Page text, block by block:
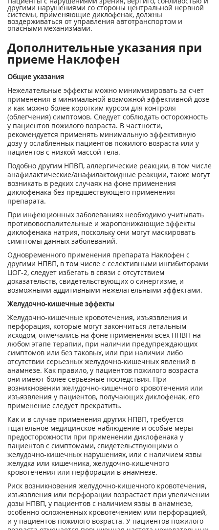
другими нарушениями со стороны центральной нервной
системы, применяющие диклофенак, должны
воздерживаться от управления автотранспортом и
опасными механизмами.
Дополнительные указания при
приеме Наклофен
Общие указания
Нежелательные эффекты можно минимизировать за счет
применения в минимальной возможной эффективной дозе
и как можно более коротким курсом для контроля
(облегчения) симптомов. Следует соблюдать осторожность
у пациентов пожилого возраста. В частности,
рекомендуется применять минимальную эффективную
дозу у ослабленных пациентов пожилого возраста или у
пациентов с низкой массой тела.
Подобно другим НПВП, аллергические реакции, в том числе
анафилактические/анафилактоидные реакции, также могут
возникать в редких случаях на фоне применения
диклофенака без предшествующего применения
препарата.
При инфекционных заболеваниях необходимо учитывать
противовоспалительные и жаропонижающие эффекты
диклофенака натрия, поскольку они могут маскировать
симптомы данных заболеваний.
Одновременного применения препарата Наклофен с
другими НПВП, в том числе с селективными ингибиторами
ЦОГ-2, следует избегать в связи с отсутствием
доказательств, свидетельствующих о синергизме, и
возможными аддитивными нежелательными эффектами.
Желудочно-кишечные эффекты
Желудочно-кишечные кровотечения, изъязвления и
перфорация, которые могут закончиться летальным
исходом, отмечались на фоне применения всех НПВП на
любом этапе терапии, при наличии предупреждающих
симптомов или без таковых, или при наличии либо
отсутствии серьезных желудочно-кишечных явлений в
анамнезе. Как правило, у пациентов пожилого возраста
они имеют более серьезные последствия. При
возникновении желудочно-кишечного кровотечения или
изъязвления у пациентов, получающих диклофенак, его
применение следует прекратить.
Как и в случае применения других НПВП, требуется
тщательное медицинское наблюдение и особые меры
предосторожности при применении диклофенака у
пациентов с симптомами, свидетельствующими о
желудочно-кишечных нарушениях, или с наличием язвы
желудка или кишечника, желудочно-кишечного
кровотечения или перфорации в анамнезе.
Риск возникновения желудочно-кишечного кровотечения,
изъязвления или перфорации возрастает при увеличении
дозы НПВП, у пациентов с наличием язвы в анамнезе,
особенно осложненных кровотечением или перфорацией,
и у пациентов пожилого возраста. У пациентов пожилого